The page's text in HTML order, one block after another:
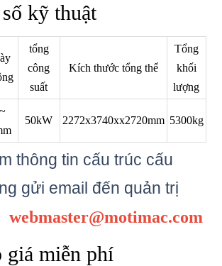
kỹ thuật
tổng
công
suất
Kích thước tổng thể
Tổng
khối
lượng
50kW 2272x3740xx2720mm 5300kg
thông tin cấu trúc cấu
gửi email đến quản trị
webmaster@motimac.com
giá miễn phí